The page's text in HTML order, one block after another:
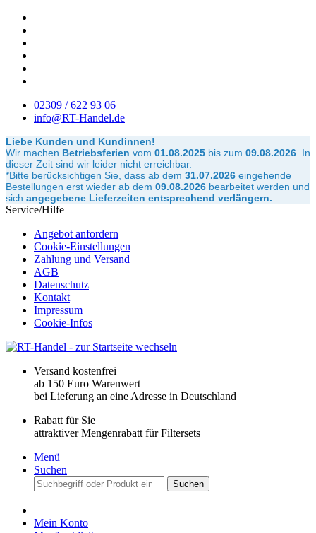
02309 / 622 93 06
info@RT-Handel.de
Liebe Kunden und Kundinnen!
Wir machen Betriebsferien vom 01.08.2025 bis zum 09.08.2026 In
dieser Zeit sind wir leider nicht erreichbar.
*Bitte berücksichtigen Sie, dass ab dem 31.07.2026 eingehende
Bestellungen erst wieder ab dem 09.08.2026 bearbeitet werden und
sich angegebene Lieferzeiten entsprechend verlängern.
Service/Hilfe
Angebot anfordern
Cookie-Einstellungen
Zahlung und Versand
AGB
Datenschutz
Kontakt
Impressum
Cookie-Infos
Versand kostenfrei
ab 150 Euro Warenwert
bei Lieferung an eine Adresse in Deutschland
Rabatt für Sie
attraktiver Mengenrabatt für Filtersets
Menü
Suchen
Suchen
Mein Konto